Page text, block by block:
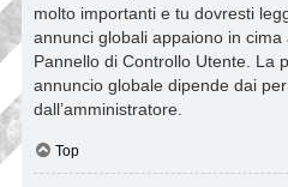
molto importanti e tu dovresti
annunci globali appaiono in
Pannello di Controllo Utente. La
annuncio globale dipende dai
dall’amministratore.
Top